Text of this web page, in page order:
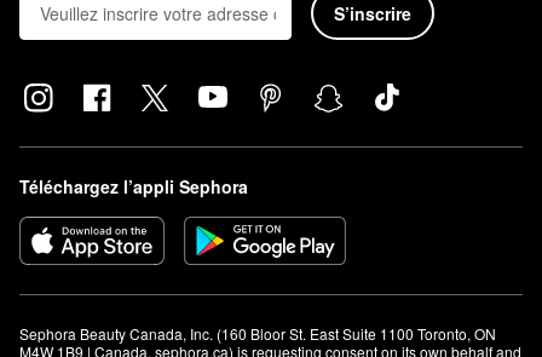
S’inscrire
Téléchargez l’appli Sephora
Sephora Beauty Canada, Inc. (160 Bloor St. East Suite 1100 Toronto, ON
M4W 1B9 | Canada, sephora.ca) is requesting consent on its own behalf and